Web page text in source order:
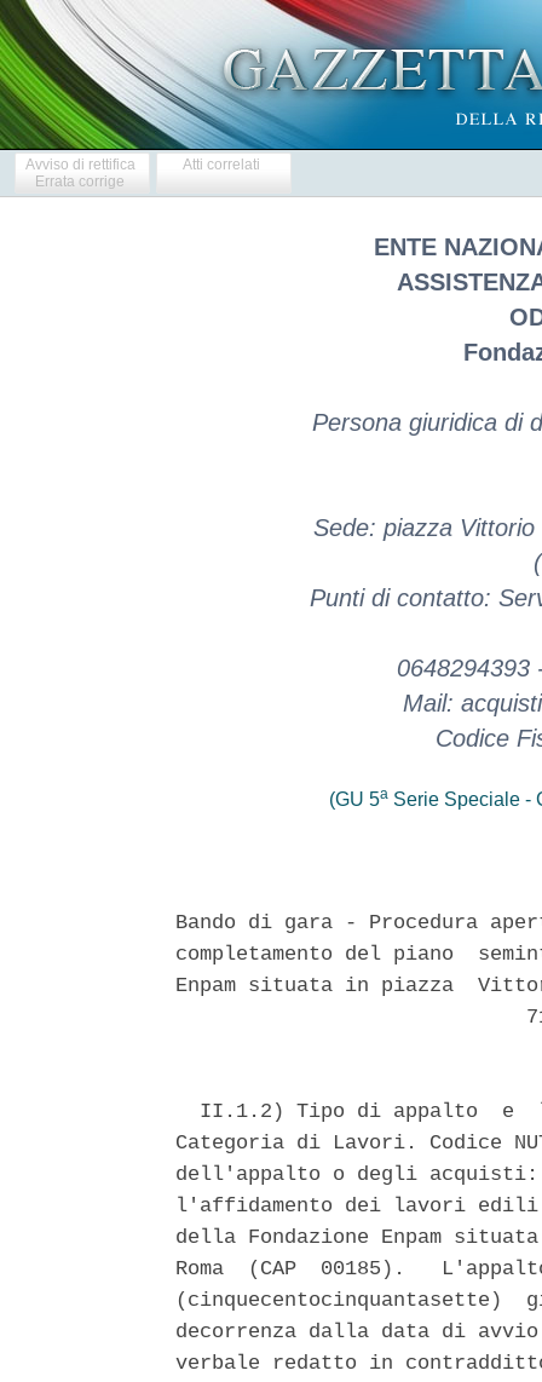
Avviso di rettifica
Errata corrige
Atti correlati
ENTE
Persona giuridica di
Sede: piazza
Punti di contatto:
0648294393
Mail:
Codice
(GU 5a Serie Speciale -
Bando di gara - Procedura
completamento del piano
Enpam situata in piazza
II.1.2) Tipo di appalto  e
Categoria di Lavori. Codice
dell'appalto o degli acquisti:
l'affidamento dei lavori
della Fondazione Enpam
Roma  (CAP  00185).
decorrenza dalla data di
verbale redatto in